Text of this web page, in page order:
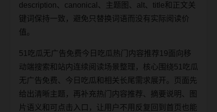
description、canonical、主题图、alt、title和正文关
键词保持一致，避免只替换词语而没有实际阅读价
值。
51吃瓜无广告免费今日吃瓜热门内容推荐19面向移
动端搜索和站内连续阅读场景整理，核心围绕51吃瓜
无广告免费、今日吃瓜和相关长尾需求展开。页面先
给出清晰主题，再补充热门内容推荐、摘要说明、图
片语义和可点击入口，让用户不用反复回到首页也能